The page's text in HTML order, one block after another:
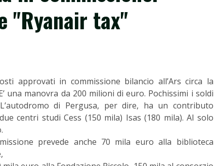
"Ryanair tax"
approvati in commissione bilancio all’Ars circa la
una manovra da 200 milioni di euro. Pochissimi i soldi
di Pergusa, per dire, ha un contributo
centri studi Cess (150 mila) Isas (180 mila). Al solo
prevede anche 70 mila euro alla biblioteca